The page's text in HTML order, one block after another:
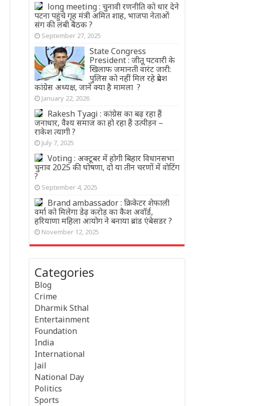
long meeting : चुनावी रणनीति को धार देने
पटना पहुंचे गृह मंत्री अमित शाह, भाजपा नेताओं
संग की लंबी बैठक ?
September 27, 2025
State Congress
President : जीतू पटवारी के
खिलाफ जमानती वारंट जारी:
पुलिस को नहीं मिल रहे प्रदेश
कांग्रेस अध्यक्ष, जानें क्या है मामला ?
January 22, 2026
Rakesh Tyagi : कांग्रेस का बढ़ रहा हैं
जनाधार, वैश्य समाज का हो रहा हैं उत्पीड़न –
राकेश त्यागी ?
July 7, 2025
Voting : अक्टूबर में होगी बिहार विधानसभा
चुनाव 2025 की घोषणा, दो या तीन चरणों में वोटिंग
?
September 4, 2025
Brand ambassador : क्रिकेटर शेफाली
वर्मा को मिलेगा डेढ़ करोड़ का कैश अवॉर्ड,
हरियाणा महिला आयोग ने बनाया ब्रांड एंबेसडर ?
November 12, 2025
Categories
Blog
Crime
Dharmik Sthal
Entertainment
Foundation
India
International
Jail
National Day
Politics
Sports